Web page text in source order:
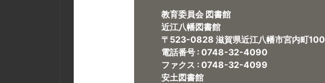
教育委員会 図書館
近江八幡図書館
〒523-0828 滋賀県近江八幡市宮内町100
電話番号 : 0748-32-4090
ファクス : 0748-32-4099
安土図書館